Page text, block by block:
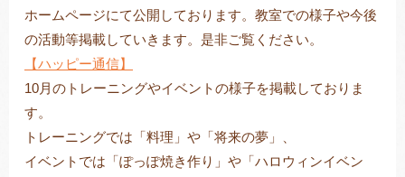
トレキング DIDIM
ホームページにて公開しております。教室での様子や今後
の活動等掲載していきます。是非ご覧ください。
【ハッピー通信】
10月のトレーニングやイベントの様子を掲載しておりま
す。
トレーニングでは「料理」や「将来の夢」、
イベントでは「ぽっぽ焼き作り」や「ハロウィンイベン